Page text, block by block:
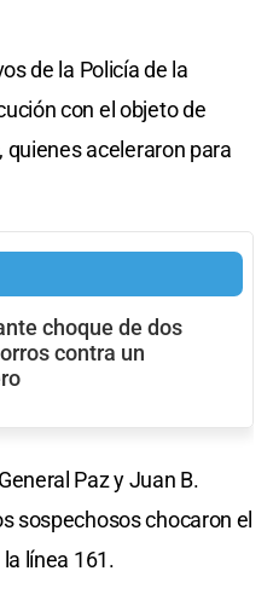
de la Policía de la
con el objeto de
aceleraron para
choque de dos
contra un
Paz y Juan B.
sospechosos chocaron el
línea 161.